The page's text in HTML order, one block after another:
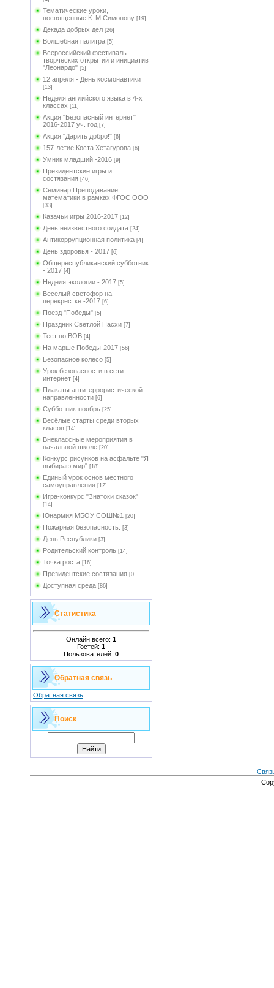
Тематические уроки,
посвященные К. М.Симонову [19]
Декада добрых дел [26]
Волшебная палитра [5]
Всероссийский фестиваль
творческих открытий и инициатив
"Леонардо" [5]
12 апреля - День космонавтики
[13]
Неделя английского языка в 4-х
классах [11]
Акция "Безопасный интернет"
2016-2017 уч. год [7]
Акция "Дарить добро!" [6]
157-летие Коста Хетагурова [6]
Умник младший -2016 [9]
Президентские игры и
состязания [46]
Семинар Преподавание
математики в рамках ФГОС ООО
[33]
Казачьи игры 2016-2017 [12]
День неизвестного солдата [24]
Антикоррупционная политика [4]
День здоровья - 2017 [6]
Общереспубликанский субботник
- 2017 [4]
Неделя экологии - 2017 [5]
Веселый светофор на
перекрестке -2017 [6]
Поезд "Победы" [5]
Праздник Светлой Пасхи [7]
Тест по ВОВ [4]
На марше Победы-2017 [56]
Безопасное колесо [5]
Урок безопасности в сети
интернет [4]
Плакаты антитеррористической
направленности [6]
Субботник-ноябрь [25]
Весёлые старты среди вторых
класов [14]
Внеклассные мероприятия в
начальной школе [20]
Конкурс рисунков на асфальте "Я
выбираю мир" [18]
Единый урок основ местного
самоуправления [12]
Игра-конкурс "Знатоки сказок"
[14]
Юнармия МБОУ СОШ№1 [20]
Пожарная безопасность. [3]
День Республики [3]
Родительский контроль [14]
Точка роста [16]
Президентские состязания [0]
Доступная среда [86]
Статистика
Онлайн всего: 1
Гостей: 1
Пользователей: 0
Обратная связь
Обратная связь
Поиск